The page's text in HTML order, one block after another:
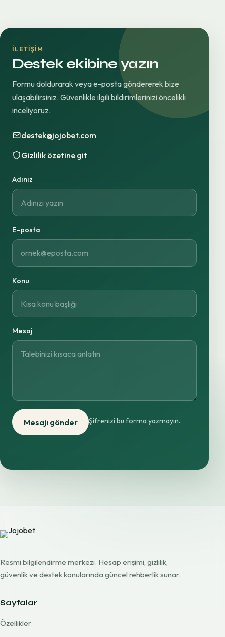
İLETIŞIM
Destek ekibine yazın
Formu doldurarak veya e-posta göndererek bize
ulaşabilirsiniz. Güvenlikle ilgili bildirimlerinizi öncelikli
inceliyoruz.
destek@jojobet.com
Gizlilik özetine git
Adınız
E-posta
Konu
Mesaj
Mesajı gönder Şifrenizi bu forma yazmayın.
Resmi bilgilendirme merkezi. Hesap erişimi, gizlilik,
güvenlik ve destek konularında güncel rehberlik sunar.
Sayfalar
Özellikler